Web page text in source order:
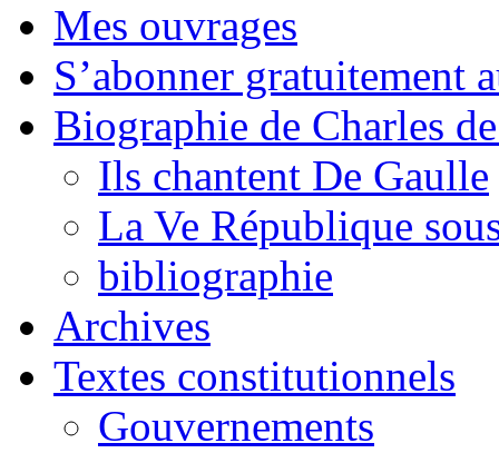
Mes ouvrages
S’abonner gratuitement
Biographie de Charles
Ils chantent De Gaulle
La Ve République
bibliographie
Archives
Textes constitutionnels
Gouvernements